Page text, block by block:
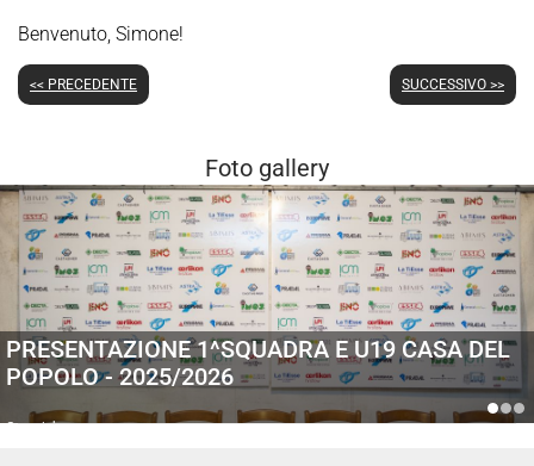
Benvenuto, Simone!
<< PRECEDENTE SUCCESSIVO >>
Foto gallery
PRESENTAZIONE 1^SQUADRA E U19 CASA DEL
POPOLO - 2025/2026
Generiche